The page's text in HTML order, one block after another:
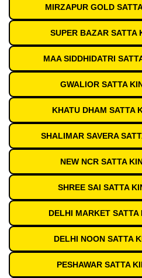
MIRZAPUR GOLD
SUPER BAZAR SATTA
MAA SIDDHIDATRI
GWALIOR SATTA
KHATU DHAM SATTA
SHALIMAR SAVERA
NEW NCR SATTA
SHREE SAI SATTA
DELHI MARKET
DELHI NOON SATTA
PESHAWAR SATTA